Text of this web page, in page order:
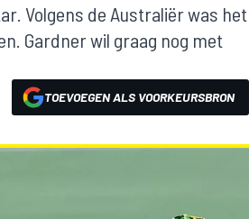
Volgens de Australiër was het
Gardner wil graag nog met
TOEVOEGEN ALS VOORKEURSBRON